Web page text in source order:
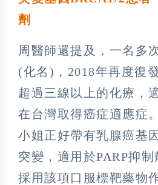
劑
周醫師還提及，一名多
(化名)，2018年再度復
超過三線以上的化療，
在台灣取得癌症適應症
小姐正好帶有乳腺癌基
突變，適用於PARP抑
採用該項口服標靶藥物